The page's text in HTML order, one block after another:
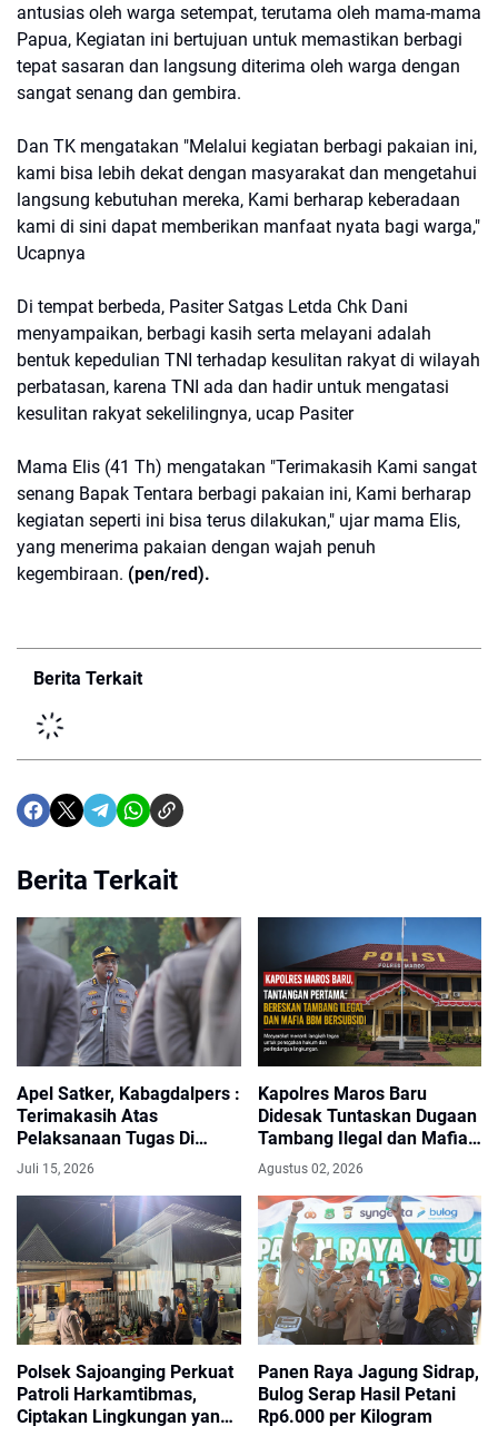
antusias oleh warga setempat, terutama oleh mama-mama
Papua, Kegiatan ini bertujuan untuk memastikan berbagi
tepat sasaran dan langsung diterima oleh warga dengan
sangat senang dan gembira.
Dan TK mengatakan "Melalui kegiatan berbagi pakaian ini,
kami bisa lebih dekat dengan masyarakat dan mengetahui
langsung kebutuhan mereka, Kami berharap keberadaan
kami di sini dapat memberikan manfaat nyata bagi warga,"
Ucapnya
Di tempat berbeda, Pasiter Satgas Letda Chk Dani
menyampaikan, berbagi kasih serta melayani adalah
bentuk kepedulian TNI terhadap kesulitan rakyat di wilayah
perbatasan, karena TNI ada dan hadir untuk mengatasi
kesulitan rakyat sekelilingnya, ucap Pasiter
Mama Elis (41 Th) mengatakan "Terimakasih Kami sangat
senang Bapak Tentara berbagi pakaian ini, Kami berharap
kegiatan seperti ini bisa terus dilakukan," ujar mama Elis,
yang menerima pakaian dengan wajah penuh
kegembiraan. (pen/red).
Berita Terkait
Berita Terkait
Apel Satker, Kabagdalpers :
Terimakasih Atas
Pelaksanaan Tugas Di
Bulan Juli ini Berjalan
Dengan Baik
Juli 15, 2026
Kapolres Maros Baru
Didesak Tuntaskan Dugaan
Tambang Ilegal dan Mafia
BBM Subsidi
Agustus 02, 2026
Polsek Sajoanging Perkuat
Patroli Harkamtibmas,
Ciptakan Lingkungan yang
Panen Raya Jagung Sidrap,
Bulog Serap Hasil Petani
Rp6.000 per Kilogram